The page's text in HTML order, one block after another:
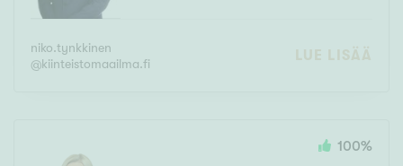
niko.tynkkinen
@kiinteistomaailma.fi LUE LISÄÄ
100%